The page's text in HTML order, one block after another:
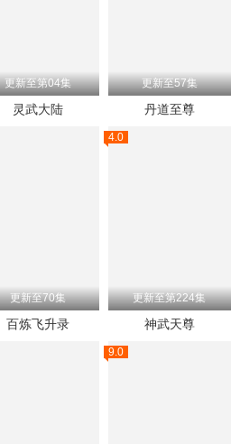
更新至第04集
灵武大陆
更新至57集
丹道至尊
更新至70集
百炼飞升录
4.0
更新至第224集
神武天尊
9.0